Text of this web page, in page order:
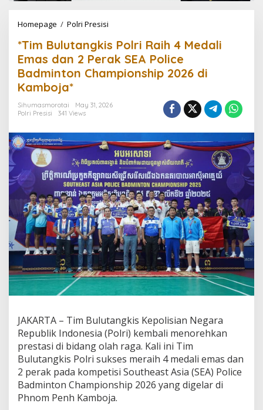
Homepage / Polri Presisi
i
m
B
u
t
g
k
i
s
P
o
l
r
i
R
a
h
4
e
a
l
E
m
a
s
d
a
*Tim Bulutangkis Polri Raih 4 Medali
Emas dan 2 Perak SEA Police
Badminton Championship 2026 di
Kamboja*
Sihumasmorotai
May 31, 2026
Polri Presisi
341 Views
JAKARTA – Tim Bulutangkis Kepolisian Negara
Republik Indonesia (Polri) kembali menorehkan
prestasi di bidang olah raga. Kali ini Tim
Bulutangkis Polri sukses meraih 4 medali emas dan
2 perak pada kompetisi Southeast Asia (SEA) Police
Badminton Championship 2026 yang digelar di
Phnom Penh Kamboja.